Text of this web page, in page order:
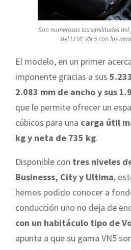
Son numerosas las similitudes
del LEVC VN 5 con los
El modelo, en un primer
imponente gracias a sus
2.083 mm de ancho y sus
que le permite ofrecer un
cúbicos para una carga útil
kg y neta de 735 kg.
Disponible con tres niveles
Businesss, City y Ultima,
hemos podido conocer a
conducción uno no deja de
con un habitáculo tipo de
apunta a que su gama VN5